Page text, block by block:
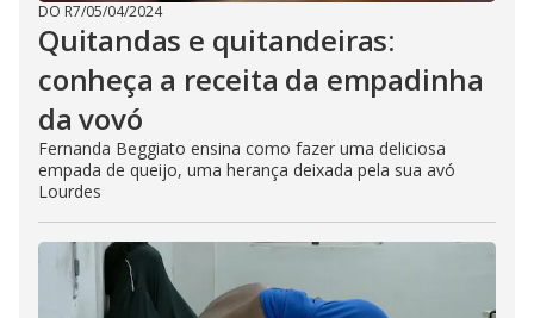
DO R7/05/04/2024
Quitandas e quitandeiras:
conheça a receita da empadinha
da vovó
Fernanda Beggiato ensina como fazer uma deliciosa
empada de queijo, uma herança deixada pela sua avó
Lourdes